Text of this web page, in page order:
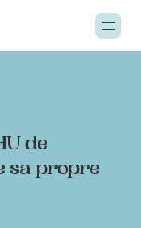
de
sa propre